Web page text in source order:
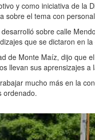
y como iniciativa de la
el tema con
sobre calle
que se dictaron en la
de Monte Maíz, dijo que
llevan sus aprensizajes
mucho más en la
ordenado.